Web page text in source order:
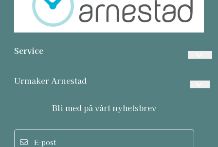
Service
Informasjonskapsler
Urmaker Arnestad
Frakt og retur
Om oss
Bli med på vårt nyhetsbrev